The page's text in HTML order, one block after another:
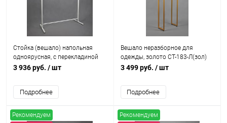
Стойка (вешало) напольная
одноярусная, с перекладиной
СТ-107Н/1200-Л(бел/бел)
3 936 руб. / шт
Подробнее
Вешало неразборное для
одежды, золото СТ-183-Л(зол)
3 499 руб. / шт
Подробнее
Рекомендуем
Рекомендуем